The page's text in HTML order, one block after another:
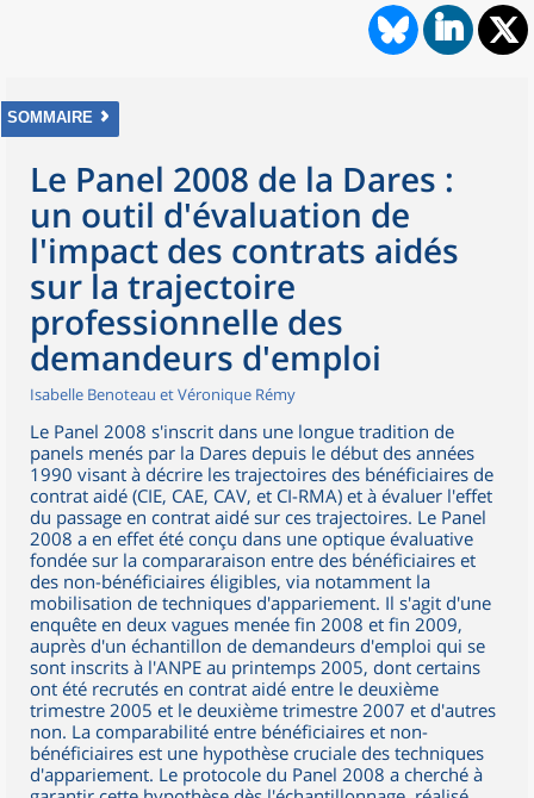
SOMMAIRE
Le Panel 2008 de la Dares :
un outil d'évaluation de
l'impact des contrats aidés
sur la trajectoire
professionnelle des
demandeurs d'emploi
Isabelle Benoteau et Véronique Rémy
Le Panel 2008 s'inscrit dans une longue tradition de
panels menés par la Dares depuis le début des années
1990 visant à décrire les trajectoires des bénéficiaires de
contrat aidé (CIE, CAE, CAV, et CI-RMA) et à évaluer l'effet
du passage en contrat aidé sur ces trajectoires. Le Panel
2008 a en effet été conçu dans une optique évaluative
fondée sur la compararaison entre des bénéficiaires et
des non-bénéficiaires éligibles, via notamment la
mobilisation de techniques d'appariement. Il s'agit d'une
enquête en deux vagues menée fin 2008 et fin 2009,
auprès d'un échantillon de demandeurs d'emploi qui se
sont inscrits à l'ANPE au printemps 2005, dont certains
ont été recrutés en contrat aidé entre le deuxième
trimestre 2005 et le deuxième trimestre 2007 et d'autres
non. La comparabilité entre bénéficiaires et non-
bénéficiaires est une hypothèse cruciale des techniques
d'appariement. Le protocole du Panel 2008 a cherché à